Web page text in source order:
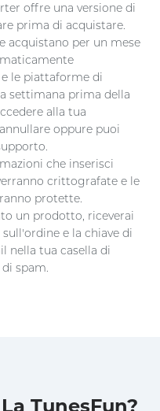
offre una versione di
prima di acquistare.
acquistano per un mese
e le piattaforme di
settimana prima della
alla tua
oppure puoi
che inserisci
crittografate e le
protette.
un prodotto, riceverai
e la chiave di
nella tua casella di
spam.
TunesFun?